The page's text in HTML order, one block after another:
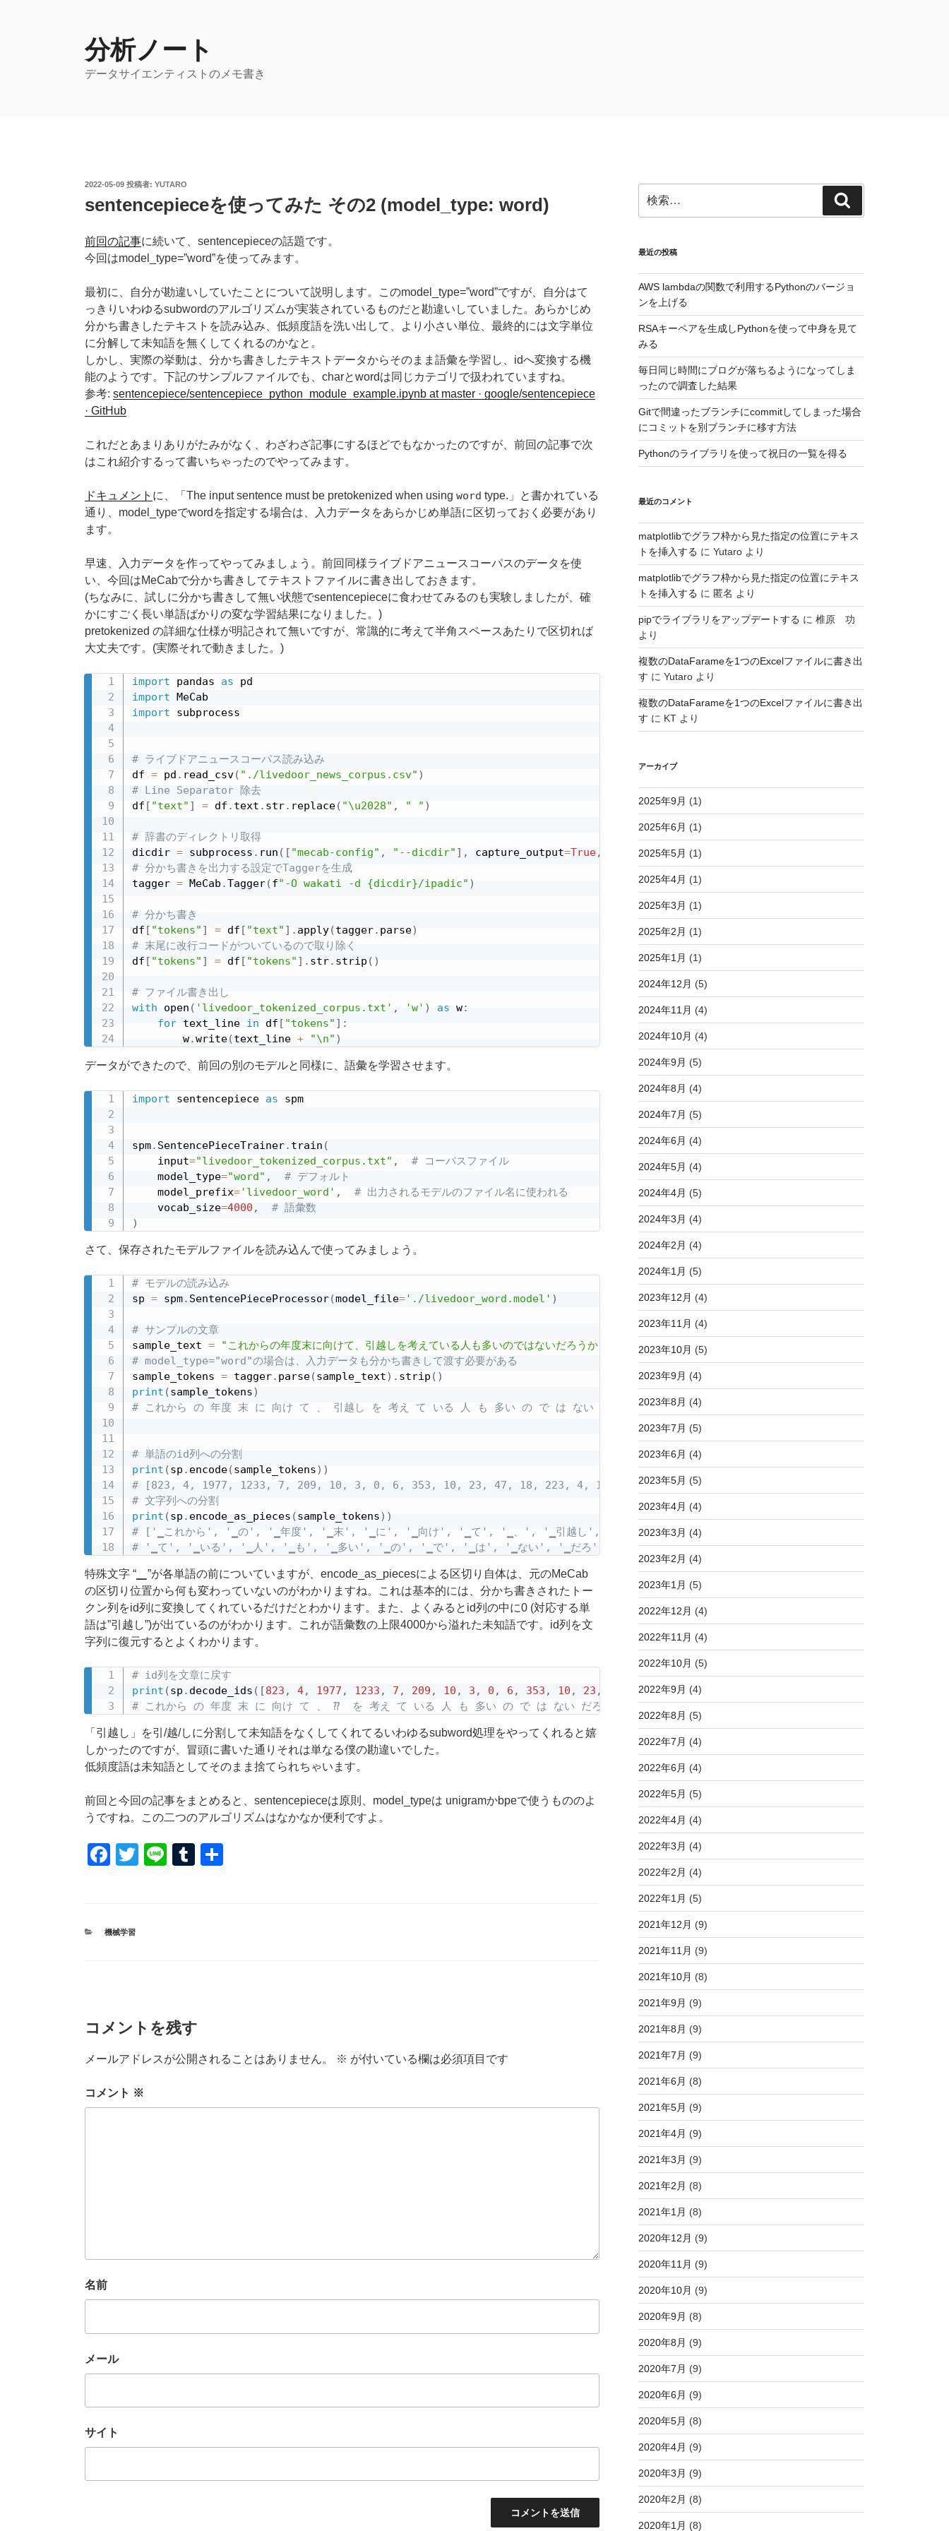
分析ノート
データサイエンティストのメモ書き
投
日:
2022-05-09 投稿者: YUTARO
sentencepieceを使ってみた その2 (model_type: word)
前回の記事に続いて、sentencepieceの話題です。
今回はmodel_type=”word”を使ってみます。
最初に、自分が勘違いしていたことについて説明します。このmodel_type=”word”ですが、自分はて
っきりいわゆるsubwordのアルゴリズムが実装されているものだと勘違いしていました。あらかじめ
分かち書きしたテキストを読み込み、低頻度語を洗い出して、より小さい単位、最終的には文字単位
に分解して未知語を無くしてくれるのかなと。
しかし、実際の挙動は、分かち書きしたテキストデータからそのまま語彙を学習し、idへ変換する機
能のようです。下記のサンプルファイルでも、charとwordは同じカテゴリで扱われていますね。
参考: sentencepiece/sentencepiece_python_module_example.ipynb at master · google/sentencepiece
· GitHub
これだとあまりありがたみがなく、わざわざ記事にするほどでもなかったのですが、前回の記事で次
はこれ紹介するって書いちゃったのでやってみます。
ドキュメント に、「The input sentence must be pretokenized when using word type.」と書かれている
通り、model_typeでwordを指定する場合は、入力データをあらかじめ単語に区切っておく必要があり
ます。
早速、入力データを作ってやってみましょう。前回同様ライブドアニュースコーパスのデータを使
い、今回はMeCabで分かち書きしてテキストファイルに書き出しておきます。
(ちなみに、試しに分かち書きして無い状態でsentencepieceに食わせてみるのも実験しましたが、確
かにすごく長い単語ばかりの変な学習結果になりました。)
pretokenized の詳細な仕様が明記されて無いですが、常識的に考えて半角スペースあたりで区切れば
大丈夫です。(実際それで動きました。)
import pandas as
import
import subprocess
# ライブドアニュースコーパス読み込み
df = pd . read_csv( "./livedoor_news_corpus.csv" )
# Line Separator 除去
df [ "text" ] = df . text . str. replace( "\u2028" , " " )
# 辞書のディレクトリ取得
dicdir = subprocess . run ( [ "mecab-config" , "--dicdir" ] , capture_output=True, =True).stdout
# 分かち書きを出力する設定でTaggerを生成
tagger = MeCab.Tagger(f"-O wakati -d {dicdir}/ipadic" )
# 分かち書き
df [ "tokens" ] = df [ "text" ] . apply(tagger. parse)
# 末尾に改行コードがついているので取り除く
df [ "tokens" ] = df [ "tokens" ] . str. strip ( )
# ファイル書き出し
with open ( 'livedoor_tokenized_corpus.txt' , 'w' ) as w:
for text_line in df [ "tokens" ] :
        w
.write(text_line + "\n" )
データができたので、前回の別のモデルと同様に、語彙を学習させます。
import sentencepiece as spm
spm. SentencePieceTrainer. train (
    input
="livedoor_tokenized_corpus.txt" ,
# コーパスファイル
    model_type
="word" ,
# デフォルト
    model_prefix
='livedoor_word' ,
# 出力されるモデルのファイル名に使われる
    vocab_size
=4000 ,
# 語彙数
)
さて、保存されたモデルファイルを読み込んで使ってみましょう。
# モデルの読み込み
sp = spm. SentencePieceProcessor(model_file='./livedoor_word.model' )
# サンプルの文章
sample_text =
"これからの年度末に向けて、引越しを考えている人も多いのではないだろうか？"
# model_type="word"の場合は、入力データも分かち書きして渡す必要がある
sample_tokens = tagger. parse(sample_text) . strip ( )
print (sample_tokens)
# これから の 年度 末 に 向け て 、 引越し を 考え て いる 人 も 多い の で は ない だろ う か ？
# 単語のid列への分割
print (sp . encode(sample_tokens) )
# [823, 4, 1977, 1233, 7, 209, 10, 3, 0, 6, 353, 10, 23, 47, 18, 223, 4, 12, 9, 24, 95, 53, 33, 52]
# 文字列への分割
print (sp . encode_as_pieces (sample_tokens) )
# ['▁これから', '▁の', '▁年度', '▁末', '▁に', '▁向け', '▁て', '▁、', '▁引越し', '▁を', '▁考え',
# '▁て', '▁いる', '▁人', '▁も', '▁多い', '▁の', '▁で', '▁は', '▁ない', '▁だろ', '▁う', '▁か', '▁?']
特殊文字 “▁”が各単語の前についていますが、encode_as_piecesによる区切り自体は、元のMeCab
の区切り位置から何も変わっていないのがわかりますね。これは基本的には、分かち書きされたトー
クン列をid列に変換してくれているだけだとわかります。また、よくみるとid列の中に0 (対応する単
語は”引越し”)が出ているのがわかります。これが語彙数の上限4000から溢れた未知語です。id列を文
字列に復元するとよくわかります。
# id列を文章に戻す
print (sp . decode_ids ( [823 , 4, 1977 , 1233 , 7 , 209 , 10 , 3 , 0 , 6 , 353 , 10 , 23 , 18, 223, 4,
# これから の 年度 末 に 向け て 、 ⁇  を 考え て いる 人 も 多い の で は ない だろ う か ?
「引越し」を引/越/しに分割して未知語をなくしてくれてるいわゆるsubword処理をやってくれると嬉
しかったのですが、冒頭に書いた通りそれは単なる僕の勘違いでした。
低頻度語は未知語としてそのまま捨てられちゃいます。
前回と今回の記事をまとめると、sentencepieceは原則、model_typeは unigramかbpeで使うもののよ
うですね。この二つのアルゴリズムはなかなか便利ですよ。
F
e
b
T
Li
T
カ
機械学習
コメントを残す
メールアドレスが公開されることはありません。 ※ が付いている欄は必須項目です
コメント ※
名前
メール
サイト
索:
索
最近の投稿
AWS lambdaの関数で利用するPythonのバージョ
ンを上げる
RSAキーペアを生成しPythonを使って中身を見て
みる
毎日同じ時間にブログが落ちるようになってしま
ったので調査した結果
Gitで間違ったブランチにcommitしてしまった場合
にコミットを別ブランチに移す方法
Pythonのライブラリを使って祝日の一覧を得る
最近のコメント
matplotlibでグラフ枠から見た指定の位置にテキス
トを挿入する に Yutaroより
matplotlibでグラフ枠から見た指定の位置にテキス
トを挿入する に 匿名 より
pipでライブラリをアップデートする に 椎原 功
より
複数のDataFarameを1つのExcelファイルに書き出
す に Yutaroより
複数のDataFarameを1つのExcelファイルに書き出
す に KTより
アーカイブ
2025年9月 (1)
2025年6月 (1)
2025年5月 (1)
2025年4月 (1)
2025年3月 (1)
2025年2月 (1)
2025年1月 (1)
2024年12月 (5)
2024年11月 (4)
2024年10月 (4)
2024年9月 (5)
2024年8月 (4)
2024年7月 (5)
2024年6月 (4)
2024年5月 (4)
2024年4月 (5)
2024年3月 (4)
2024年2月 (4)
2024年1月 (5)
2023年12月 (4)
2023年11月 (4)
2023年10月 (5)
2023年9月 (4)
2023年8月 (4)
2023年7月 (5)
2023年6月 (4)
2023年5月 (5)
2023年4月 (4)
2023年3月 (4)
2023年2月 (4)
2023年1月 (5)
2022年12月 (4)
2022年11月 (4)
2022年10月 (5)
2022年9月 (4)
2022年8月 (5)
2022年7月 (4)
2022年6月 (4)
2022年5月 (5)
2022年4月 (4)
2022年3月 (4)
2022年2月 (4)
2022年1月 (5)
2021年12月 (9)
2021年11月 (9)
2021年10月 (8)
2021年9月 (9)
2021年8月 (9)
2021年7月 (9)
2021年6月 (8)
2021年5月 (9)
2021年4月 (9)
2021年3月 (9)
2021年2月 (8)
2021年1月 (8)
2020年12月 (9)
2020年11月 (9)
2020年10月 (9)
2020年9月 (8)
2020年8月 (9)
2020年7月 (9)
2020年6月 (9)
2020年5月 (8)
2020年4月 (9)
2020年3月 (9)
2020年2月 (8)
2020年1月 (8)